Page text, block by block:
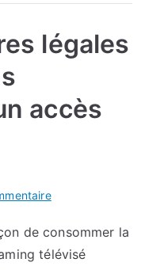
légales
accès
sur
et
les
de consommer la
télévisé